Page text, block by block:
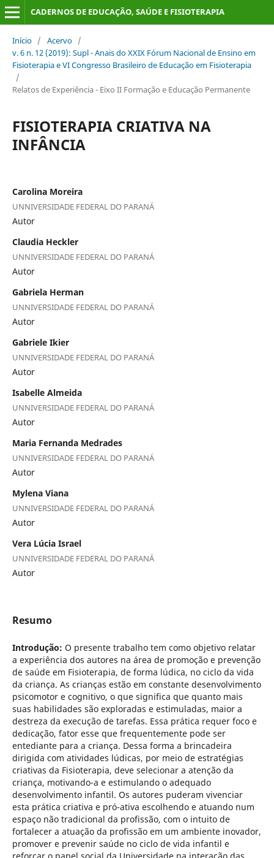
CADERNOS DE EDUCAÇÃO, SAÚDE E FISIOTERAPIA
Início / Acervo /
v. 6 n. 12 (2019): Supl - Anais do XXIX Fórum Nacional de Ensino em
Fisioterapia e VI Congresso Brasileiro de Educação em Fisioterapia
/
Relatos de Experiência - Eixo II Formação e Educação Permanente
FISIOTERAPIA CRIATIVA NA
INFÂNCIA
Carolina Moreira
UNNIVERSIDADE FEDERAL DO PARANÁ
Autor
Claudia Heckler
UNNIVERSIDADE FEDERAL DO PARANÁ
Autor
Gabriela Herman
UNNIVERSIDADE FEDERAL DO PARANÁ
Autor
Gabriele Ikier
UNNIVERSIDADE FEDERAL DO PARANÁ
Autor
Isabelle Almeida
UNNIVERSIDADE FEDERAL DO PARANÁ
Autor
Maria Fernanda Medrades
UNNIVERSIDADE FEDERAL DO PARANÁ
Autor
Mylena Viana
UNNIVERSIDADE FEDERAL DO PARANÁ
Autor
Vera Lúcia Israel
UNNIVERSIDADE FEDERAL DO PARANÁ
Autor
Resumo
Introdução: O presente trabalho tem como objetivo relatar
a experiência dos autores na área de promoção e prevenção
de saúde em Fisioterapia, de forma lúdica, no ciclo da vida
da criança. As crianças estão em constante desenvolvimento
psicomotor e cognitivo, o que significa que quanto mais
suas habilidades são exploradas e estimuladas, maior a
destreza da execução de tarefas. Essa prática requer foco e
dedicação, fator esse que frequentemente pode ser
entediante para a criança. Dessa forma a brincadeira
dirigida com atividades lúdicas, por meio de estratégias
criativas da Fisioterapia, deve selecionar a atenção da
criança, motivando-a e estimulando o adequado
desenvolvimento infantil. Os autores puderam vivenciar
esta prática criativa e pró-ativa escolhendo e atuando num
espaço não tradicional da profissão, com o intuito de
fortalecer a atuação da profissão em um ambiente inovador,
promover e prevenir saúde no ciclo de vida infantil e